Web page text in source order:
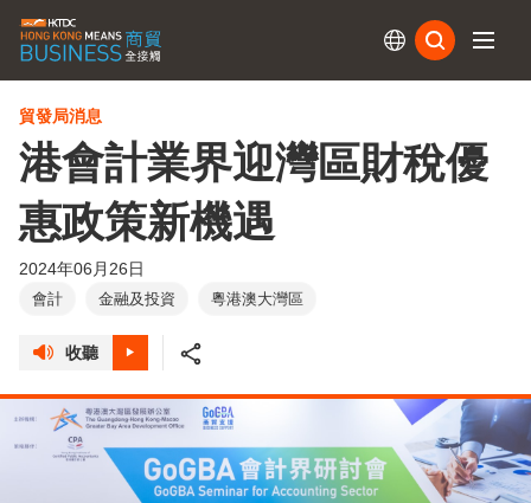
貿發局消息
港會計業界迎灣區財稅優
惠政策新機遇
2024年06月26日
會計 金融及投資 粵港澳大灣區
收聽